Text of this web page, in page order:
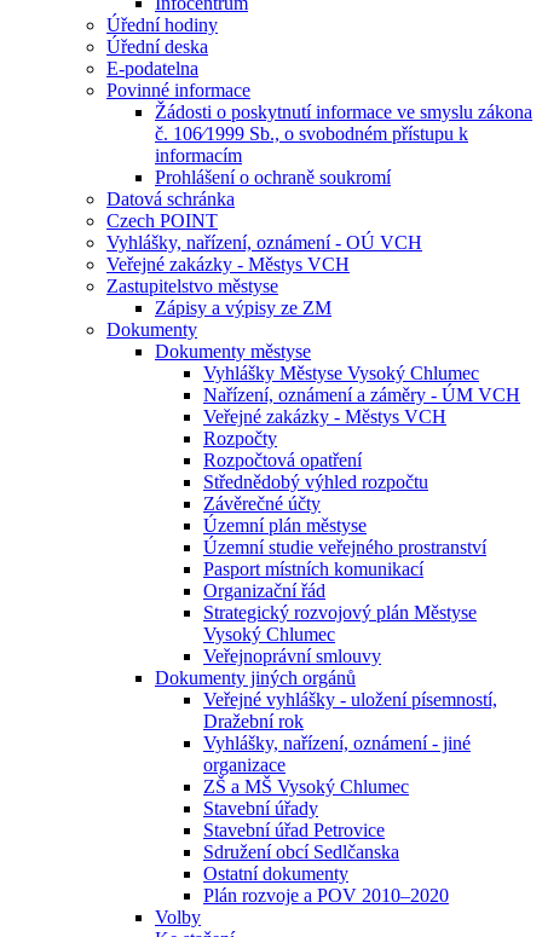
Úřední hodiny
Úřední deska
E-podatelna
Povinné informace
Žádosti o poskytnutí informace ve smyslu zákona
č. 106⁄1999 Sb., o svobodném přístupu k
informacím
Prohlášení o ochraně soukromí
Datová schránka
Czech POINT
Vyhlášky, nařízení, oznámení - OÚ VCH
Veřejné zakázky - Městys VCH
Zastupitelstvo městyse
Zápisy a výpisy ze ZM
Dokumenty
Dokumenty městyse
Vyhlášky Městyse Vysoký Chlumec
Nařízení, oznámení a záměry - ÚM VCH
Veřejné zakázky - Městys VCH
Rozpočty
Rozpočtová opatření
Střednědobý výhled rozpočtu
Závěrečné účty
Územní plán městyse
Územní studie veřejného prostranství
Pasport místních komunikací
Organizační řád
Strategický rozvojový plán Městyse
Vysoký Chlumec
Veřejnoprávní smlouvy
Dokumenty jiných orgánů
Veřejné vyhlášky - uložení písemností,
Dražební rok
Vyhlášky, nařízení, oznámení - jiné
organizace
ZŠ a MŠ Vysoký Chlumec
Stavební úřady
Stavební úřad Petrovice
Sdružení obcí Sedlčanska
Ostatní dokumenty
Plán rozvoje a POV 2010–2020
Volby